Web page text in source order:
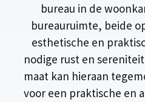
bureau in de
bureauruimte, beide
esthetische en
nodige rust en
maat kan hieraan
voor een praktische en